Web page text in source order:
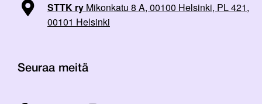
STTK ry Mikonkatu 8 A, 00100 Helsinki, PL 421,
00101 Helsinki
Seuraa meitä